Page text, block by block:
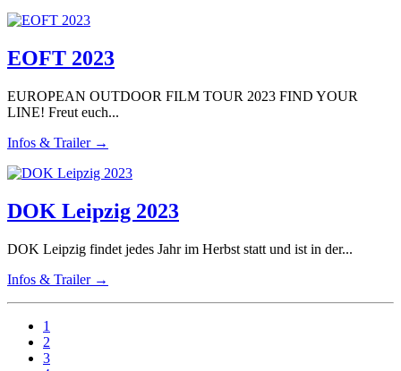
EOFT 2023
EUROPEAN OUTDOOR FILM TOUR 2023 FIND YOUR
LINE! Freut euch...
Infos & Trailer →
DOK Leipzig 2023
DOK Leipzig findet jedes Jahr im Herbst statt und ist in der...
Infos & Trailer →
1
2
3